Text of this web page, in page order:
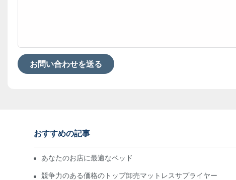
お問い合わせを送る
おすすめの記事
あなたのお店に最適なベッド卸売業者を見つける
競争力のある価格のトップ卸売マットレスサプライヤー